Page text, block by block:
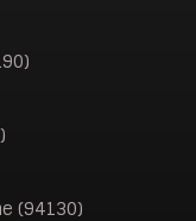
(94130)